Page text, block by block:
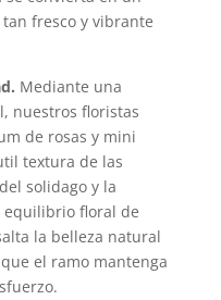
fresco y vibrante
Mediante una
nuestros floristas
de rosas y mini
textura de las
solidago y la
equilibrio floral de
la belleza natural
el ramo mantenga